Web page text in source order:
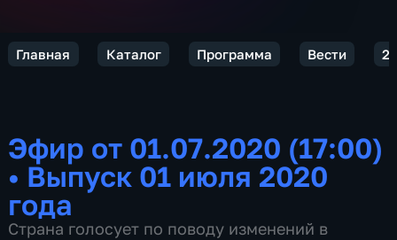
Главная Каталог Программа Вести
Эфир от 01.07.2020 (17:00)
• Выпуск 01 июля 2020
года
Страна голосует по поводу изменений в